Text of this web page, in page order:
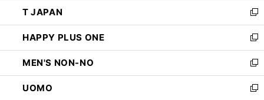
く
で
開
く
ド
ウ
で
開
く
ィ
ン
ド
ウ
で
開
く
い
ウ
ィ
ン
ド
ウ
で
T JAPAN
新
し
い
ウ
ィ
ン
ド
HAPPY PLUS ONE
新
し
い
ウ
ィ
MEN'S NON-NO
新
し
い
UOMO
新